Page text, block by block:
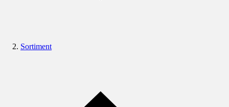
Sortiment